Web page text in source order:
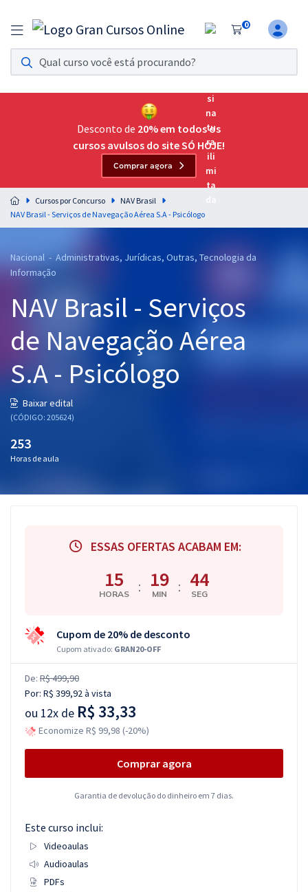
0
Assinatura Ilimitada 11
Acesso a todos os cursos. Teste grátis por 7 dias!
Assinatura OAB Até Passar
Acesso ilimitado a toda preparação para o Exame da
Residências Multiprofissionais
Preparação completa e intensiva para as principais
residências em saúde do Brasil
Assinatura Ilimitada
Graduação
OAB
Mentorias
Questões grátis
Desconto de 20% em todos os
cursos avulsos do site SÓ HOJE!
Comprar agora
Cursos por Concurso
NAV Brasil
NAV Brasil - Serviços de Navegação Aérea S.A - Psicólogo
Nacional - Administrativas, Jurídicas, Outras, Tecnologia da
Informação
NAV Brasil - Serviços
de Navegação Aérea
S.A - Psicólogo
Baixar edital
(CÓDIGO: 205624)
253
Horas de aula
ESSAS OFERTAS ACABAM EM:
15
HORAS : 19
MIN : 43
SEG
Cupom de 20% de desconto
Cupom ativado: GRAN20-OFF
De: R$ 499,90
Por: R$ 399,92à vista
ou 12x de R$ 33,33
Economize R$ 99,98 (-20%)
Comprar agora
Garantia de devolução do dinheiro em 7 dias.
Este curso inclui:
Videoaulas
Audioaulas
PDFs